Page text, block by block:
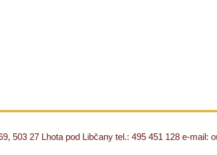
503 27 Lhota pod Libčany tel.: 495 451 128 e-mail: